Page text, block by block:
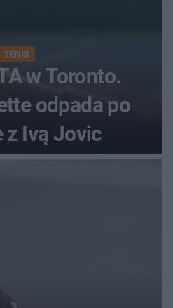
TENIS
w Toronto.
odpada po
z Ivą Jovic